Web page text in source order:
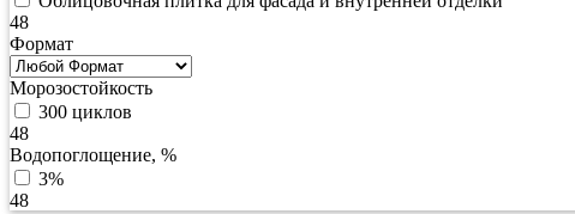
48
Формат
Морозостойкость
300 циклов
48
Водопоглощение, %
3%
48